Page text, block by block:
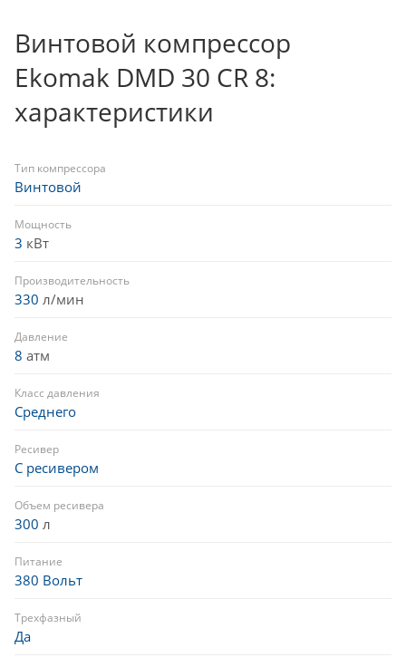
Винтовой компрессор
Ekomak DMD 30 CR 8:
характеристики
Тип компрессора
Винтовой
Мощность
3 кВт
Производительность
330 л/мин
Давление
8 атм
Класс давления
Среднего
Ресивер
С ресивером
Объем ресивера
300 л
Питание
380 Вольт
Трехфазный
Да